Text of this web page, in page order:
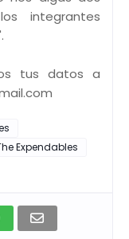
integrantes
tus datos a
Expendables